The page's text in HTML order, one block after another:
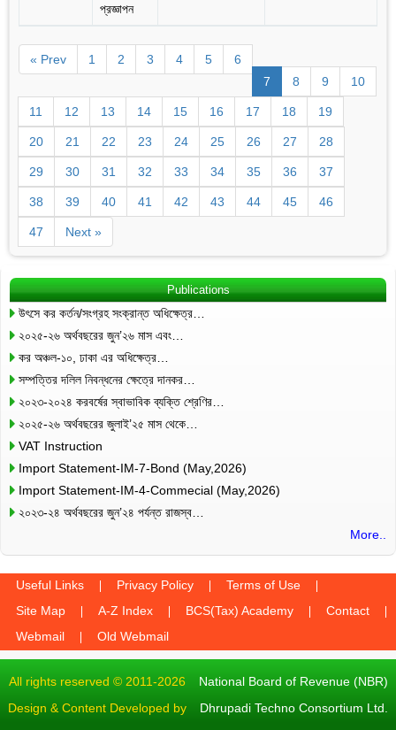
প্রজ্ঞাপন
« Prev 1 2 3 4 5
6
7
8 9 10
11 12 13 14 15 16 17 18 19
20 21 22 23 24 25 26 27 28
29 30 31 32 33 34 35 36 37
38 39 40 41 42 43 44 45 46
47 Next »
Publications
উৎসে কর কর্তন/সংগ্রহ সংক্রান্ত অধিক্ষেত্র…
২০২৫-২৬ অর্থবছরের জুন’২৬ মাস এবং…
কর অঞ্চল-১০, ঢাকা এর অধিক্ষেত্র…
সম্পত্তির দলিল নিবন্ধনের ক্ষেত্রে দানকর…
২০২৩-২০২৪ করবর্ষের স্বাভাবিক ব্যক্তি শ্রেণির…
২০২৫-২৬ অর্থবছরের জুলাই’২৫ মাস থেকে…
VAT Instruction
Import Statement-IM-7-Bond (May,2026)
Import Statement-IM-4-Commecial (May,2026)
২০২৩-২৪ অর্থবছরের জুন’২৪ পর্যন্ত রাজস্ব…
More..
Useful Links Privacy Policy
Terms of Use
Site Map
A-Z Index BCS(Tax) Academy
Contact
Webmail
Old Webmail
All rights reserved © 2011-2026 National Board of Revenue (NBR)
Design & Content Developed by Dhrupadi Techno Consortium Ltd.